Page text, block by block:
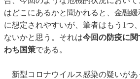
はどこにあるかと聞かれると、金融
に想定されやすいが、筆者はもう1つ
ないかと思う。それは今回の防疫に
わち国策である。
新型コロナウイルス感染の疑いがあ